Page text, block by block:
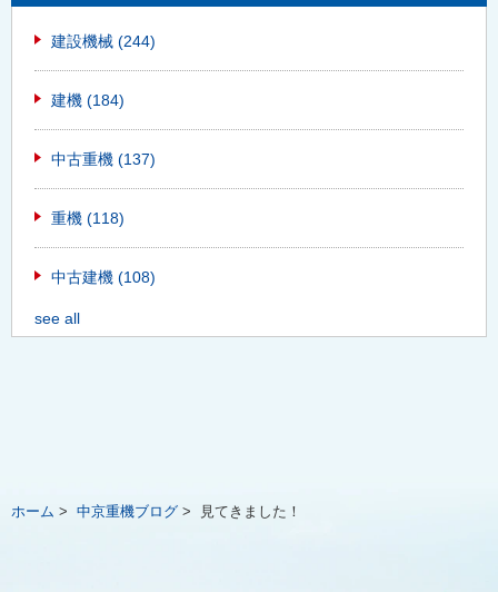
建設機械 (244)
建機 (184)
中古重機 (137)
重機 (118)
中古建機 (108)
see all
ホーム > 中京重機ブログ > 見てきました！